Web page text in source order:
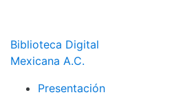
Biblioteca Digital
Mexicana A.C.
Presentación